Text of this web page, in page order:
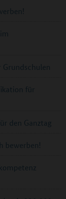
für
den Ganztag
bewerben!